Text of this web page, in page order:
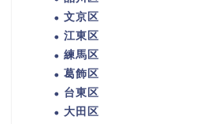
文京区
江東区
練馬区
葛飾区
台東区
大田区